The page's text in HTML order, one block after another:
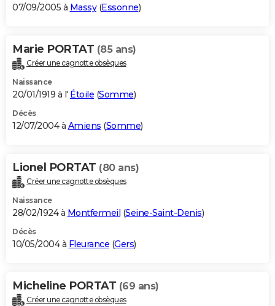
07/09/2005 à Massy(Essonne)
Marie PORTAT (85 ans)
Créer une cagnotte obsèques
Naissance
20/01/1919 à l' Étoile (Somme)
Décès
12/07/2004 à Amiens (Somme)
Lionel PORTAT (80 ans)
Créer une cagnotte obsèques
Naissance
28/02/1924 à Montfermeil (Seine-Saint-Denis)
Décès
10/05/2004 à Fleurance (Gers)
Micheline PORTAT (69 ans)
Créer une cagnotte obsèques